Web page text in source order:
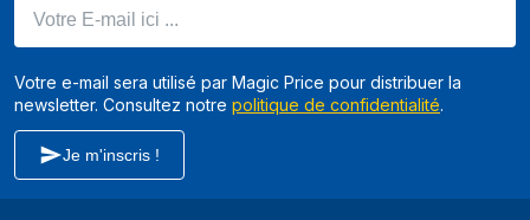
Votre e-mail sera utilisé par Magic Price pour distribuer la
newsletter. Consultez notre politique de confidentialité.
Je m'inscris !